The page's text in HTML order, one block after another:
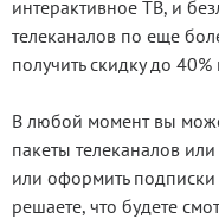
интерактивное ТВ, и
телеканалов по еще
получить скидку до
В любой момент вы
пакеты телеканалов
или оформить
решаете, что будете